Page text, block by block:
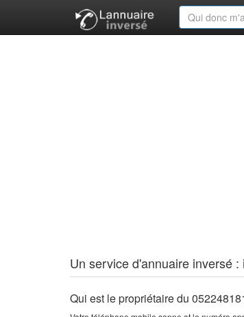
Un service d'annuaire inversé
Qui est le propriétaire du